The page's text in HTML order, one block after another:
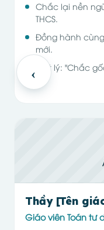
Chắc lại nền
THCS.
Đồng hành
mới.
Triết lý: "Chắc
Thầy [Tên
Giáo viên Toán tư
‹